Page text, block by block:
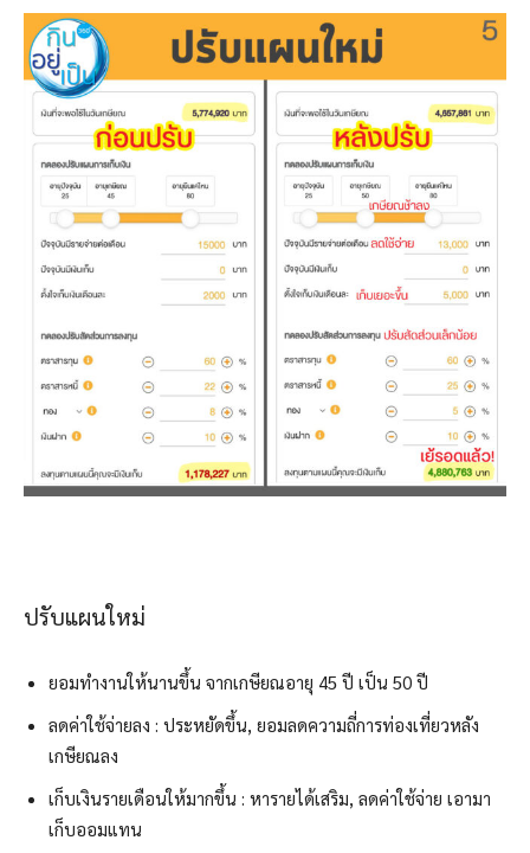
ปรับแผนใหม่
ยอมทำงานให้นานขึ้น จากเกษียณอายุ 45 ปี เป็น 50 ปี
ลดค่าใช้จ่ายลง : ประหยัดขึ้น, ยอมลดความถี่การท่องเที่ยวหลัง
เกษียณลง
เก็บเงินรายเดือนให้มากขึ้น : หารายได้เสริม, ลดค่าใช้จ่าย เอามา
เก็บออมแทน